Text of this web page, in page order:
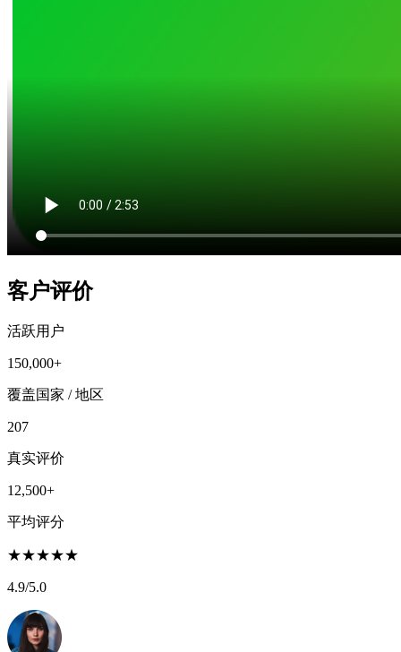
客户评价
活跃用户
150,000+
覆盖国家 / 地区
207
真实评价
12,500+
平均评分
★★★★★
4.9/5.0